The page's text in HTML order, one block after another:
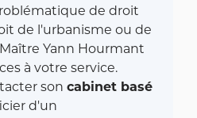
de droit
de l'urbanisme ou de
Yann Hourmant
à votre service.
son cabinet basé
d'un